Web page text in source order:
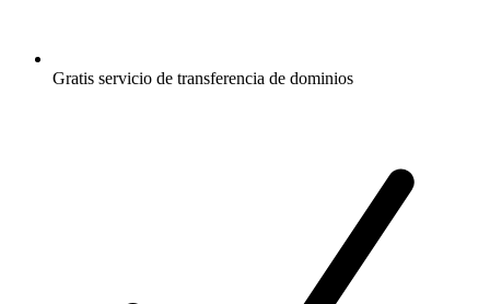
Gratis servicio de transferencia de dominios